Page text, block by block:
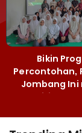
Bikin
Percontohan,
Jombang Ini
Mandiri